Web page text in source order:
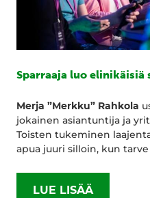
Sparraaja luo
Merja ”Merkku” Rahkola
jokainen asiantuntija ja
Toisten tukeminen
apua juuri silloin, kun
LUE LISÄÄ